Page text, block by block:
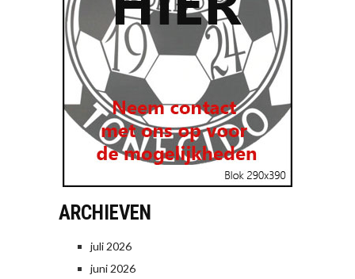
ARCHIEVEN
juli 2026
juni 2026